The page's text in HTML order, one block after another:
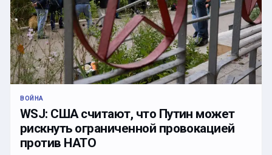
ВОЙНА
WSJ: США считают, что Путин может
рискнуть ограниченной провокацией
против НАТО